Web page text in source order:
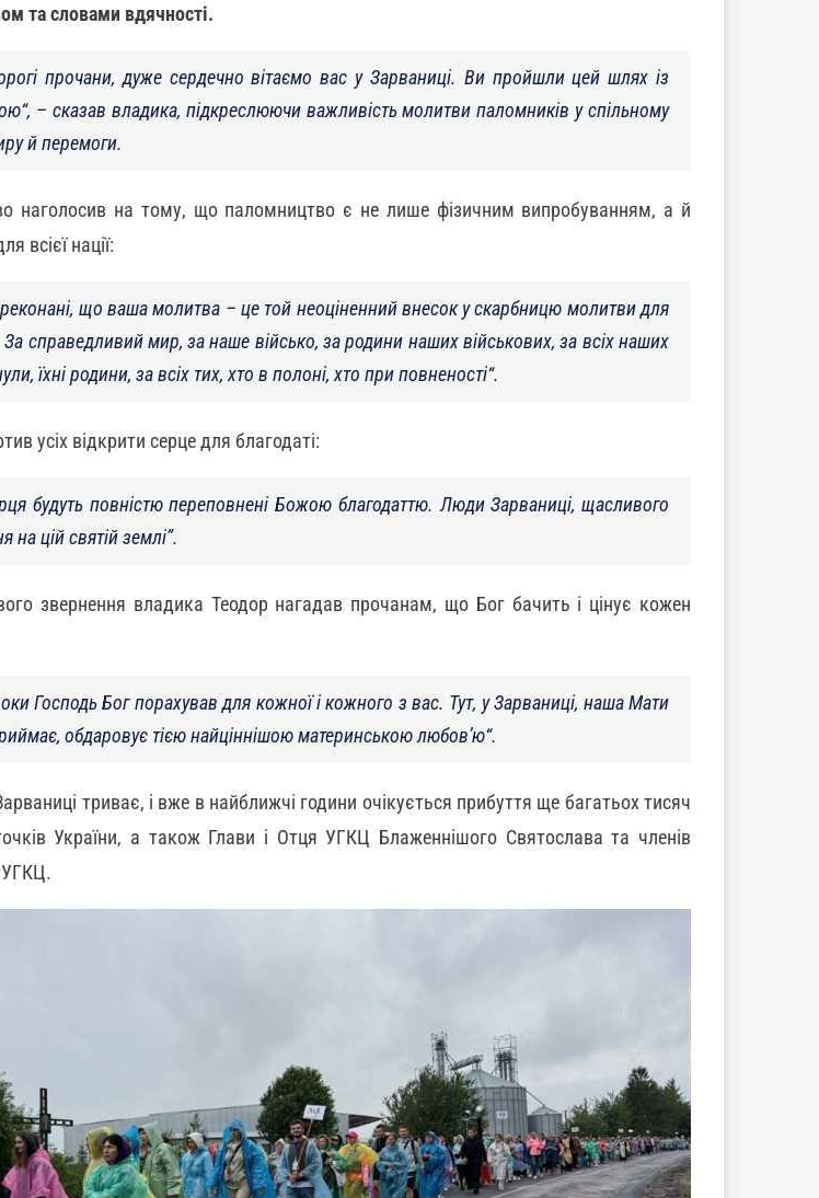
та словами вдячності.
прочани, дуже сердечно вітаємо вас у Зарваниці. Ви пройшли цей шлях із
“, – сказав владика, підкреслюючи важливість молитви паломників у спільному
й перемоги.
наголосив на тому, що паломництво є не лише фізичним випробуванням, а й
всієї нації:
що ваша молитва – це той неоціненний внесок у скарбницю молитви для
справедливий мир, за наше військо, за родини наших військових, за всіх наших
їхні родини, за всіх тих, хто в полоні, хто при повненості“.
усіх відкрити серце для благодаті:
будуть повністю переповнені Божою благодаттю. Люди Зарваниці, щасливого
на цій святій землі”.
звернення владика Теодор нагадав прочанам, що Бог бачить і цінує кожен
Господь Бог порахував для кожної і кожного з вас. Тут, у Зарваниці, наша Мати
обдаровує тією найціннішою материнською любов’ю“.
триває, і вже в найближчі години очікується прибуття ще багатьох тисяч
України, а також Глави і Отця УГКЦ Блаженнішого Святослава та членів
УГКЦ.